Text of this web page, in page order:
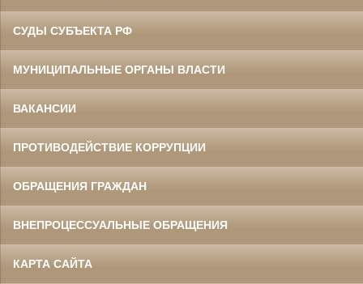
СУДЫ СУБЪЕКТА РФ
МУНИЦИПАЛЬНЫЕ ОРГАНЫ ВЛАСТИ
ВАКАНСИИ
ПРОТИВОДЕЙСТВИЕ КОРРУПЦИИ
ОБРАЩЕНИЯ ГРАЖДАН
ВНЕПРОЦЕССУАЛЬНЫЕ ОБРАЩЕНИЯ
КАРТА САЙТА